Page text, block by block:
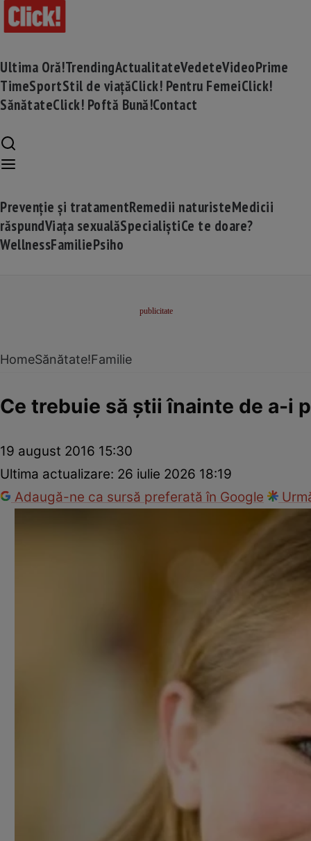
Ultima Oră!TrendingActualitateVedeteVideoPrime
TimeSportStil de viațăClick! Pentru FemeiClick!
SănătateClick! Poftă Bună!Contact
Prevenție și tratamentRemedii naturisteMedicii
răspundViața sexualăSpecialiștiCe te doare?
WellnessFamiliePsiho
HomeSănătate!Familie
Ce trebuie să ştii înainte de a-i
19 august 2016 15:30
Ultima actualizare: 26 iulie 2026 18:19
Adaugă-ne ca sursă preferată în Google